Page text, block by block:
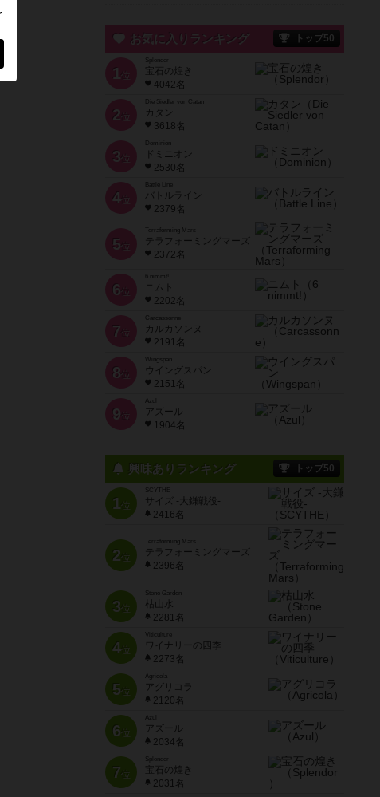
お気に入りランキング トップ50
1 位
宝石の煌き
4042名
2 位
Die Siedler von Catan
カタン
3618名
3 位
ドミニオン
2530名
4位
Battle Line
バトルライン
2379名
5 位
Terraforming Mars
テラフォーミングマーズ
2372名
6 位
ニムト
2202名
7 位
Carcassonne
カルカソンヌ
2191名
8 位
Wingspan
ウイングスパン
2151名
9 位
Azul
アズール
1904名
興味ありランキング トップ50
1位
SCYTHE
サイズ -大鎌戦役-
2416名
2位
Terraforming Mars
テラフォーミングマーズ
2396名
3位
Stone Garden
枯山水
2281名
4位
Viticulture
ワイナリーの四季
2273名
5位
Agricola
アグリコラ
2120名
6位
Azul
アズール
2034名
7位
宝石の煌き
2031名